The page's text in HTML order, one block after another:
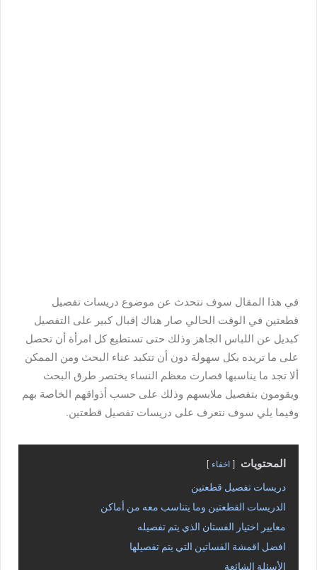
في هذا المقال سوف نتحدث عن موضوع دريسات تفصيل
قطعتين في الوقت الحالي صار هناك إقبال كبير على التفصيل
كبديل عن اللباس الجاهز وذلك حتى تستطيع كل امرأة أن تحصل
على ما تريده بكل سهولة دون أن تتكبد عناء البحث ومن الممكن
ألا تجد ما يناسبها فصارت معظم النساء يختصر طرق البحث
ويقومون بتفصيل ملابسهم وذلك على حسب أذواقهم الخاصة بهم
وفيما يلي سوف نتعرف على دريسات تفصيل قطعتين.
المحتويات اخفاء
دريسات تفصيل قطعتين
الدريسات القطعتين وما يتناسب معه من أماكن
معايير اختيار الفستان الذي يتم تفصيله
افضل اقمشة الفساتين التي يتم تفصيلها
الأسئلة الشائعة